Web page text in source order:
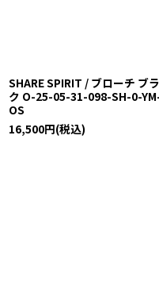
SHARE SPIRIT / ブローチ ブ
ク O-25-05-31-098-SH-0-
OS
16,500円(税込)